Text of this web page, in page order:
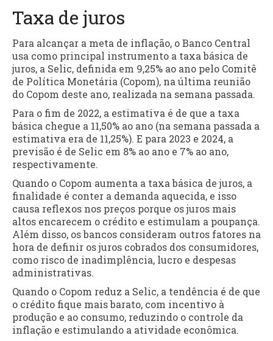
Taxa de juros
Para alcançar a meta de inflação, o Banco Central
usa como principal instrumento a taxa básica de
juros, a Selic, definida em 9,25% ao ano pelo Comitê
de Política Monetária (Copom), na última reunião
do Copom deste ano, realizada na semana passada.
Para o fim de 2022, a estimativa é de que a taxa
básica chegue a 11,50% ao ano (na semana passada a
estimativa era de 11,25%). E para 2023 e 2024, a
previsão é de Selic em 8% ao ano e 7% ao ano,
respectivamente.
Quando o Copom aumenta a taxa básica de juros, a
finalidade é conter a demanda aquecida, e isso
causa reflexos nos preços porque os juros mais
altos encarecem o crédito e estimulam a poupança.
Além disso, os bancos consideram outros fatores na
hora de definir os juros cobrados dos consumidores,
como risco de inadimplência, lucro e despesas
administrativas.
Quando o Copom reduz a Selic, a tendência é de que
o crédito fique mais barato, com incentivo à
produção e ao consumo, reduzindo o controle da
inflação e estimulando a atividade econômica.